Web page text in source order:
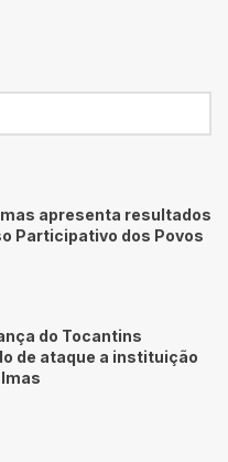
apresenta resultados
Participativo dos Povos
do Tocantins
de ataque a instituição